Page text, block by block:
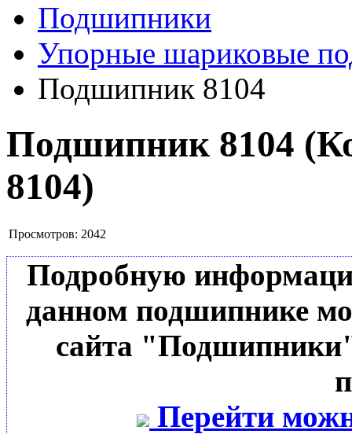
Подшипники
Упорные шариковые
Подшипник 8104
Подшипник 8104
8104)
Просмотров: 2042
Подробную
данном подшипнике
сайта
Перейти